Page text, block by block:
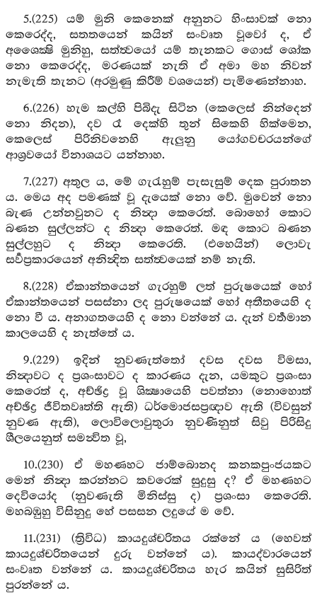
5.(225) යම් මුනි කෙනෙක් අනුනට හිංසාවක් නො
කෙරෙද්ද, සතතයෙන් කයින් සංවෘත වූවෝ ද, ඒ
අශෛක්‍ෂි මුනිහු, සත්ත්‍වයෝ යම් තැනකට ගොස් ශෝක
නො කෙරෙද්ද, මරණයක් නැති ඒ අමා මහ නිවන්
නැමැති තැනට (අරමුණු කිරීම් වශයෙන්) පැමිණෙන්නාහ.
6.(226) හැම කල්හි පිබිදැ සිටින (කෙලෙස් නින්දෙන්
නො නිදන), දව රෑ දෙක්හි තුන් සිකෙහි හික්මෙන,
කෙලෙස් පිරිනිවනෙහි ඇලුනු යෝගවචරයන්ගේ
ආශ්‍රවයෝ විනාශයට යන්නාහ.
7.(227) අතුල ය, මේ ගැරැහුම් පැසැසුම් දෙක පුරාතන
ය. මෙය අද පමණක් වූ දැයෙක් නො වේ. මුවෙන් නො
බැණ උන්නවුනට ද නින්‍දා කෙරෙත්. බොහෝ කොට
බණන සුල්ලන්ට ද නින්‍දා කෙරෙත්. මඳ කොට බණන
සුල්ලහුට ද නින්‍දා කෙරෙති. (එහෙයින්) ලොවැ
සර්‍වප්‍රකාරයෙන් අනින්‍දිත සත්ත්‍වයෙක් නම් නැති.
8.(228) ඒකාන්තයෙන් ගැරහුම් ලත් පුරුෂයෙක් හෝ
ඒකාන්තයෙන් පසස්නා ලද පුරුෂයෙක් හෝ අතීතයෙහි ද
නො වී ය. අනාගතයෙහි ද නො වන්නේ ය. දැන් වර්‍තමාන
කාලයෙහි ද නැත්තේ ය.
9.(229) ඉදින් නුවණැත්තෝ දවස දවස විමසා,
නින්‍දාවට ද ප්‍රශංසාවට ද කාරණය දැන, යමකුට ප්‍රශංසා
කෙරෙත් ද, අච්ඡිද්‍ර වූ ශික්‍ෂායෙහි පවත්නා (නොහොත්
අච්ඡිද්‍ර ජීවිතවෘත්ති ඇති) ධර්මොජසප්‍රඥාව ඇති (විවසුන්
නුවණ ඇති), ලොවිලොවුතුරා නුවණිනුත් සිවු පිරිසිදු
ශීලයෙනුත් සමන්‍විත වූ,
10.(230) ඒ මහණහට ජාම්බොනද කනකපුංජයකට
මෙන් නින්‍දා කරන්නට කවරෙක් සුදුසු ද? ඒ මහණහට
දෙවියෝද (නුවණැති මිනිස්සු ද) ප්‍රශංසා කෙරෙති.
මහබඹුහු විසිනුදු හේ පසසන ලදුයේ ම වේ.
11.(231) (ත්‍රිවිධ) කායදුශ්චරිතය රක්නේ ය (හෙවත්
කායදුශ්චරිතයෙන් දුරු වන්නේ ය). කායද්වාරයෙන්
සංවෘත වන්නේ ය. කායදුශ්චරිතය හැර කයින් සුසිරිත්
පුරන්නේ ය.